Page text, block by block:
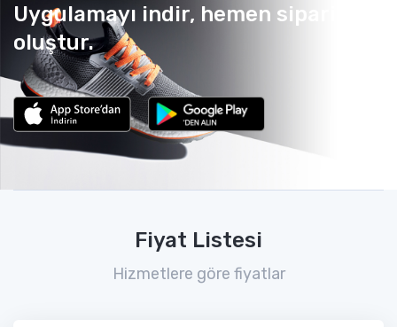
Uygulamayı indir, hemen sipariş
oluştur.
Fiyat Listesi
Hizmetlere göre fiyatlar